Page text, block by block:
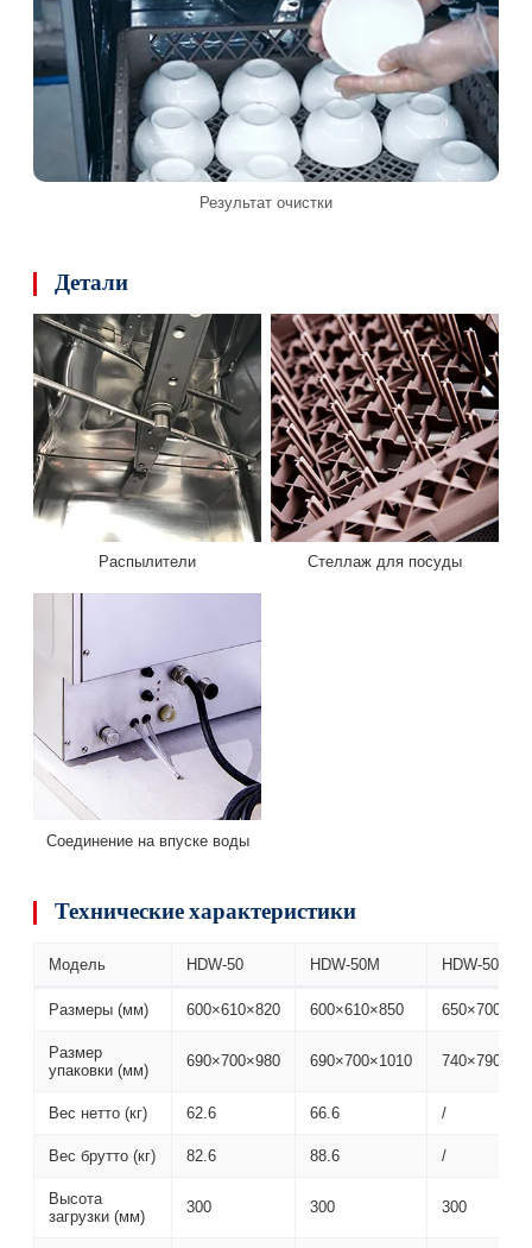
Результат очистки
Детали
Распылители Стеллаж для посуды
Соединение на впуске воды
Технические характеристики
Модель HDW-50 HDW-50M HDW-50D
Размеры (мм) 600×610×820 600×610×850
Размер
упаковки (мм)
690×700×980 690×700×1010
Вес нетто (кг) 62.6 66.6 /
Вес брутто (кг) 82.6 88.6 /
Высота
загрузки (мм)
300 300 300